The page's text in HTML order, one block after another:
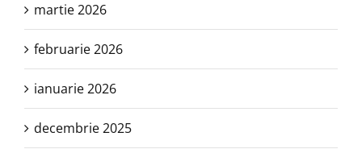
martie 2026
februarie 2026
ianuarie 2026
decembrie 2025